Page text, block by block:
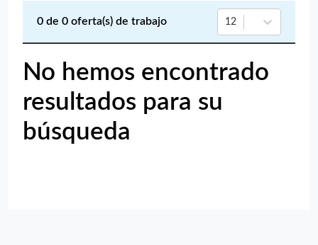
0 de 0 oferta(s) de trabajo 12
No hemos encontrado
resultados para su
búsqueda